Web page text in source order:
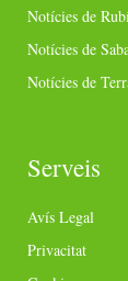
Notícies de
Notícies de
Notícies de
Serveis
Avís Legal
Privacitat